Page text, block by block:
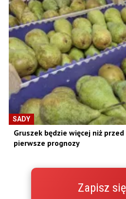
SADY
Gruszek będzie więcej niż przed
pierwsze prognozy
Zapisz